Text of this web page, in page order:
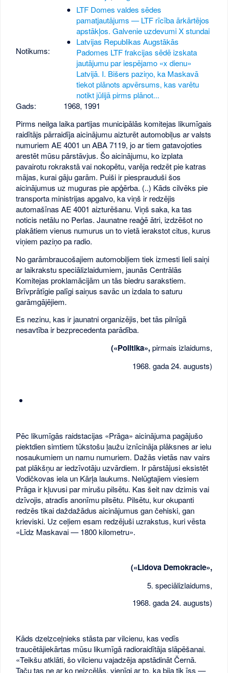
Notikums:
LTF Domes valdes sēdes
pamatjautājums — LTF rīcība ārkārtējos
apstākļos. Galvenie uzdevumi X stundai
Latvijas Republikas Augstākās
Padomes LTF frakcijas sēdē izskata
jautājumu par iespējamo «x dienu»
Latvijā. I. Bišers paziņo, ka Maskavā
tiekot plānots apvērsums, kas varētu
notikt jūlijā pirms plānot...
Gads:
1968, 1991
Pirms neilga laika partijas municipālās komitejas likumīgais
raidītājs pārraidīja aicinājumu aizturēt automobiļus ar valsts
numuriem AE 4001 un ABA 7119, jo ar tiem gatavojoties
arestēt mūsu pārstāvjus. Šo aicinājumu, ko izplata
pavairotu rokrakstā vai nokopētu, varēja redzēt pie katras
mājas, kurai gāju garām. Puiši ir piesprauduši šos
aicinājumus uz muguras pie apģērba. (..) Kāds cilvēks pie
transporta ministrijas apgalvo, ka viņš ir redzējis
automašīnas AE 4001 aizturēšanu. Viņš saka, ka tas
noticis netālu no Perlas. Jaunatne reaģē ātri, izdzēšot no
plakātiem vienus numurus un to vietā ierakstot citus, kurus
viņiem paziņo pa radio.
No garāmbraucošajiem automobiļiem tiek izmesti lieli saiņi
ar laikrakstu speciālizlaidumiem, jaunās Centrālās
Komitejas proklamācijām un tās biedru sarakstiem.
Brīvprātīgie palīgi saiņus savāc un izdala to saturu
garāmgājējiem.
Es nezinu, kas ir jaunatni organizējis, bet tās pilnīgā
nesavtība ir bezprecedenta parādība.
(«Politika»,pirmais izlaidums,
1968. gada 24. augusts)
Pēc likumīgās raidstacijas «Prāga» aicinājuma pagājušo
piektdien simtiem tūkstošu ļaužu iznīcināja plāksnes ar ielu
nosaukumiem un namu numuriem. Dažās vietās nav vairs
pat plākšņu ar iedzīvotāju uzvārdiem. Ir pārstājusi eksistēt
Vodičkovas iela un Kārļa laukums. Nelūgtajiem viesiem
Prāga ir kļuvusi par mirušu pilsētu. Kas šeit nav dzimis vai
dzīvojis, atradīs anonīmu pilsētu. Pilsētu, kur okupanti
redzēs tikai daždažādus aicinājumus gan čehiski, gan
krieviski. Uz ceļiem esam redzējuši uzrakstus, kuri vēsta
«Līdz Maskavai — 1800 kilometru».
(«Lidova Demokracie»,
5. speciālizlaidums,
1968. gada 24. augusts)
Kāds dzelzceļnieks stāsta par vilcienu, kas vedīs
traucētājiekārtas mūsu likumīgā radioraidītāja slāpēšanai.
«Teikšu atklāti, šo vilcienu vajadzēja apstādināt Černā.
Taču tas ne ar ko neizcēlās, vienīgi ar to, ka bija tik īss —